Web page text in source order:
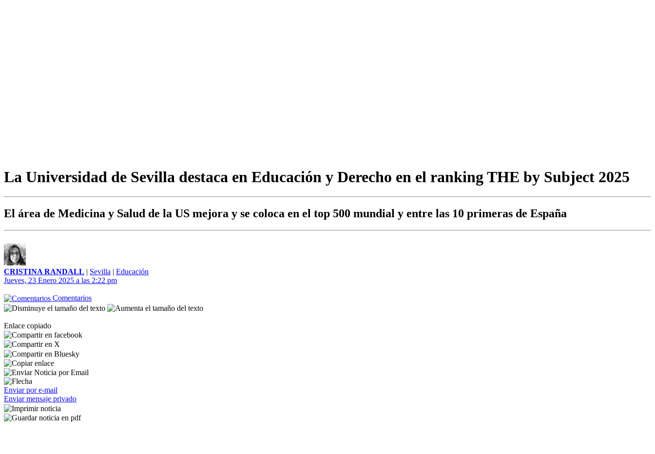
La Universidad de Sevilla destaca en Educación y Derecho en el ranking THE by Subject 2025
El área de Medicina y Salud de la US mejora y se coloca en el top 500 mundial y entre las 10 primeras de España
CRISTINA RANDALL | Sevilla | Educación
Jueves, 23 Enero 2025 a las 2:22 pm
Comentarios
Enlace copiado
Enviar por e-mail
Enviar mensaje privado